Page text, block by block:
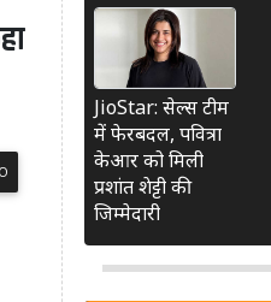
JioStar: सेल्स टीम
में फेरबदल, पवित्रा
केआर को मिली
प्रशांत शेट्टी की
जिम्मेदारी